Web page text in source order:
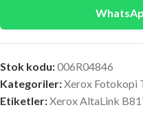
Stok kodu:006R04846
Kategoriler:Xerox Fotokopi
Etiketler:Xerox AltaLink